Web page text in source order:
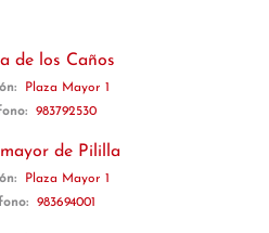
de los Caños
Plaza Mayor 1
983792530
de Pililla
Plaza Mayor 1
983694001